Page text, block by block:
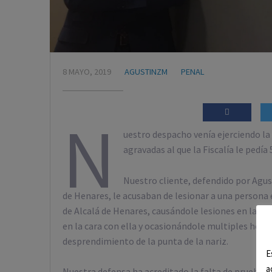
8 MAYO, 2019 AGUSTINZM PENAL
N
uestro despacho venía ejerciendo
agravadas al que la Fiscalía le pedía
Nuestro cliente, defendido por
de Henares, le acusaban de lesionar a una
de Alcalá de Henares, causándole lesiones en la
en la cara con ella y ocasionándole multiples
desprendimiento de la punta de la nariz.